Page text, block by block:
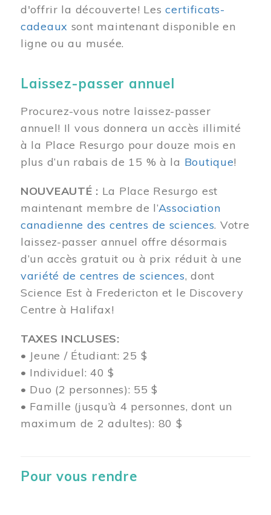
d'offrir la découverte! Lescertificats-
cadeaux sont maintenant disponible en
ligne ou au musée.
Laissez-passer annuel
Procurez-vous notre laissez-passer
annuel! Il vous donnera un accès illimité
à la Place Resurgo pour douze mois en
plus d’un rabais de 15 % à la Boutique!
NOUVEAUTÉ : La Place Resurgo est
maintenant membre de l’Association
canadienne des centres de sciences. Votre
laissez-passer annuel offre désormais
d’un accès gratuit ou à prix réduit à une
variété de centres de sciences, dont
Science Est à Fredericton et le Discovery
Centre à Halifax!
TAXES INCLUSES:
• Jeune / Étudiant: 25 $
• Individuel: 40 $
• Duo (2 personnes): 55 $
• Famille (jusqu’à 4 personnes, dont un
maximum de 2 adultes): 80 $
Pour vous rendre